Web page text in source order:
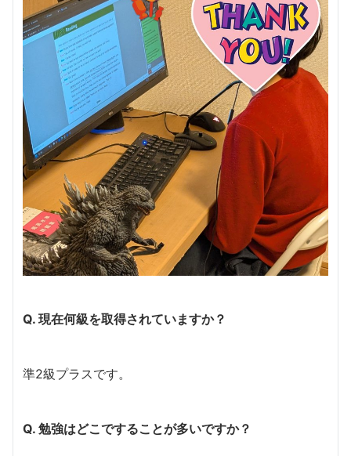
Q. 現在何級を取得されていますか？
準2級プラスです。
Q. 勉強はどこですることが多いですか？